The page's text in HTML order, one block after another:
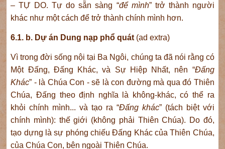
– TỰ DO. Tự do sẵn sàng “để mình” trở thành người
khác như một cách để trở thành chính mình hơn.
6.1. b. Dự án Dung nạp phổ quát (ad extra)
Vì trong đời sống nội tại Ba Ngôi, chúng ta đã nói rằng có
Một Đấng, Đấng Khác, và Sự Hiệp Nhất, nên “Đấng
Khác” - là Chúa Con - sẽ là con đường mà qua đó Thiên
Chúa, Đấng theo định nghĩa là không-khác, có thể ra
khỏi chính mình... và tạo ra “Đấng khác” (tách biệt với
chính mình): thế giới (không phải Thiên Chúa). Do đó,
tạo dựng là sự phóng chiếu Đấng Khác của Thiên Chúa,
của Chúa Con, bên ngoài Thiên Chúa.